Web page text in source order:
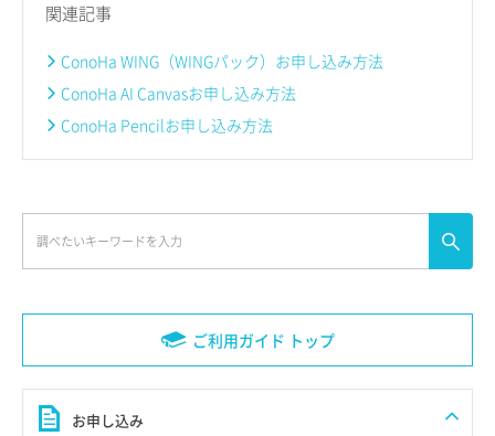
ご利用ガイド トップ
お申し込み
関連記事
ConoHa WING（WINGパック）お申し込み方法
ConoHa AI Canvasお申し込み方法
ConoHa Pencilお申し込み方法